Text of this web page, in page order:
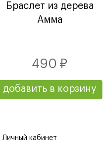
Браслет из дерева
Амма
490 ₽
добавить в корзину
Личный кабинет